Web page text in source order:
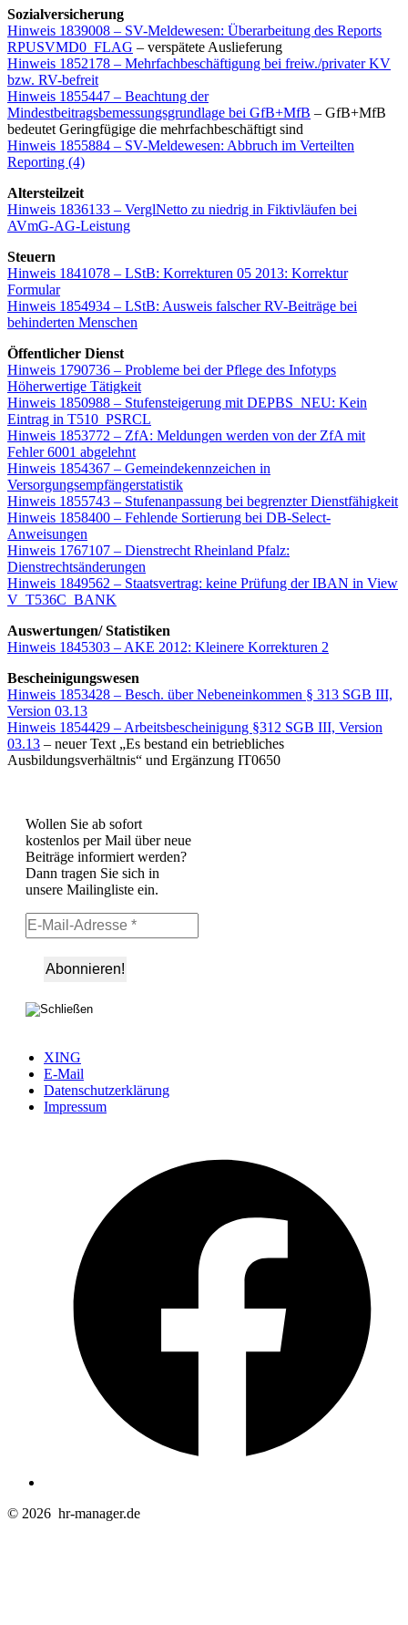
Sozialversicherung
Hinweis 1839008 – SV-Meldewesen: Überarbeitung des Reports
RPUSVMD0_FLAG – verspätete Auslieferung
Hinweis 1852178 – Mehrfachbeschäftigung bei freiw./privater KV
bzw. RV-befreit
Hinweis 1855447 – Beachtung der
Mindestbeitragsbemessungsgrundlage bei GfB+MfB – GfB+MfB
bedeutet Geringfügige die mehrfachbeschäftigt sind
Hinweis 1855884 – SV-Meldewesen: Abbruch im Verteilten
Reporting (4)
Altersteilzeit
Hinweis 1836133 – VerglNetto zu niedrig in Fiktivläufen bei
AVmG-AG-Leistung
Steuern
Hinweis 1841078 – LStB: Korrekturen 05 2013: Korrektur
Formular
Hinweis 1854934 – LStB: Ausweis falscher RV-Beiträge bei
behinderten Menschen
Öffentlicher Dienst
Hinweis 1790736 – Probleme bei der Pflege des Infotyps
Höherwertige Tätigkeit
Hinweis 1850988 – Stufensteigerung mit DEPBS_NEU: Kein
Eintrag in T510_PSRCL
Hinweis 1853772 – ZfA: Meldungen werden von der ZfA mit
Fehler 6001 abgelehnt
Hinweis 1854367 – Gemeindekennzeichen in
Versorgungsempfängerstatistik
Hinweis 1855743 – Stufenanpassung bei begrenzter Dienstfähigkeit
Hinweis 1858400 – Fehlende Sortierung bei DB-Select-
Anweisungen
Hinweis 1767107 – Dienstrecht Rheinland Pfalz:
Dienstrechtsänderungen
Hinweis 1849562 – Staatsvertrag: keine Prüfung der IBAN in View
V_T536C_BANK
Auswertungen/ Statistiken
Hinweis 1845303 – AKE 2012: Kleinere Korrekturen 2
Bescheinigungswesen
Hinweis 1853428 – Besch. über Nebeneinkommen § 313 SGB III,
Version 03.13
Hinweis 1854429 – Arbeitsbescheinigung §312 SGB III, Version
03.13 – neuer Text „Es bestand ein betriebliches
Ausbildungsverhältnis“ und Ergänzung IT0650
Wollen Sie ab sofort
kostenlos per Mail über neue
Beiträge informiert werden?
Dann tragen Sie sich in
unsere Mailingliste ein.
XING
E-Mail
Datenschutzerklärung
Impressum
© 2026 hr-manager.de